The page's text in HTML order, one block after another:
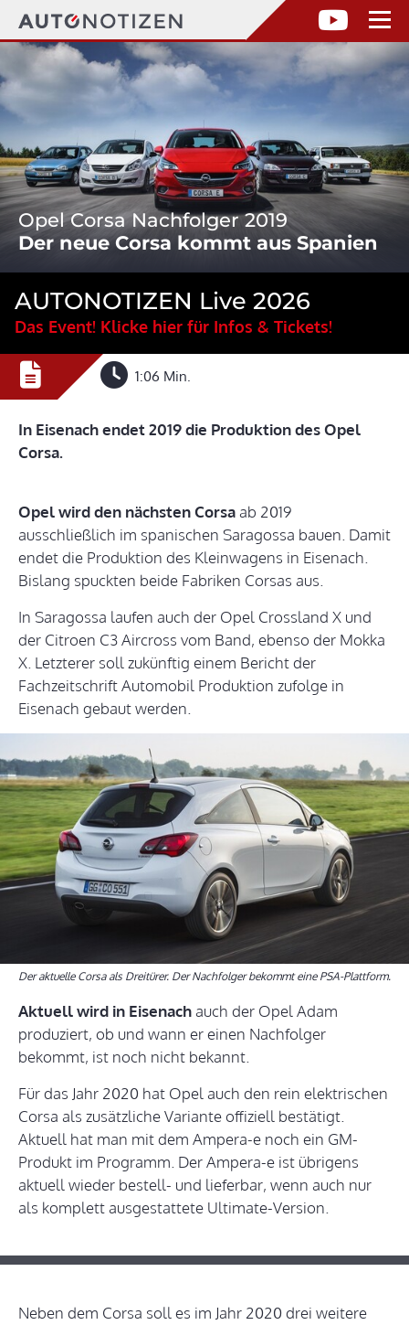
Opel Corsa Nachfolger 2019
Der neue Corsa kommt aus Spanien
AUTONOTIZEN Live 2026
Das Event! Klicke hier für Infos & Tickets!
1:06 Min.
In Eisenach endet 2019 die Produktion des Opel
Corsa.
Opel wird den nächsten Corsaab 2019
ausschließlich im spanischen Saragossa bauen. Damit
endet die Produktion des Kleinwagens in Eisenach.
Bislang spuckten beide Fabriken Corsas aus.
In Saragossa laufen auch der Opel Crossland X und
der Citroen C3 Aircross vom Band, ebenso der Mokka
X. Letzterer soll zukünftig einem Bericht der
Fachzeitschrift Automobil Produktion zufolge in
Eisenach gebaut werden.
Der aktuelle Corsa als Dreitürer. Der Nachfolger bekommt eine PSA-Plattform.
Aktuell wird in Eisenachauch der Opel Adam
produziert, ob und wann er einen Nachfolger
bekommt, ist noch nicht bekannt.
Für das Jahr 2020 hat Opel auch den rein elektrischen
Corsa als zusätzliche Variante offiziell bestätigt.
Aktuell hat man mit dem Ampera-e noch ein GM-
Produkt im Programm. Der Ampera-e ist übrigens
aktuell wieder bestell- und lieferbar, wenn auch nur
als komplett ausgestattete Ultimate-Version.
Neben dem Corsa soll es im Jahr 2020 drei weitere